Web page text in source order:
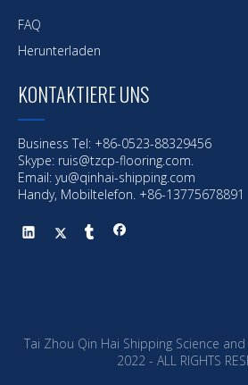
FAQ
Herunterladen
KONTAKTIERE UNS
Business Tel: +86-0523-88329456
Skype: ruis@tzcp-flooring.com.
Email: yu@qinhai-shipping.com
Handy, Mobiltelefon. +86-13775678891
Tai Zhou Qin Hai Shipping Science
2022 - ALL RIGHTS